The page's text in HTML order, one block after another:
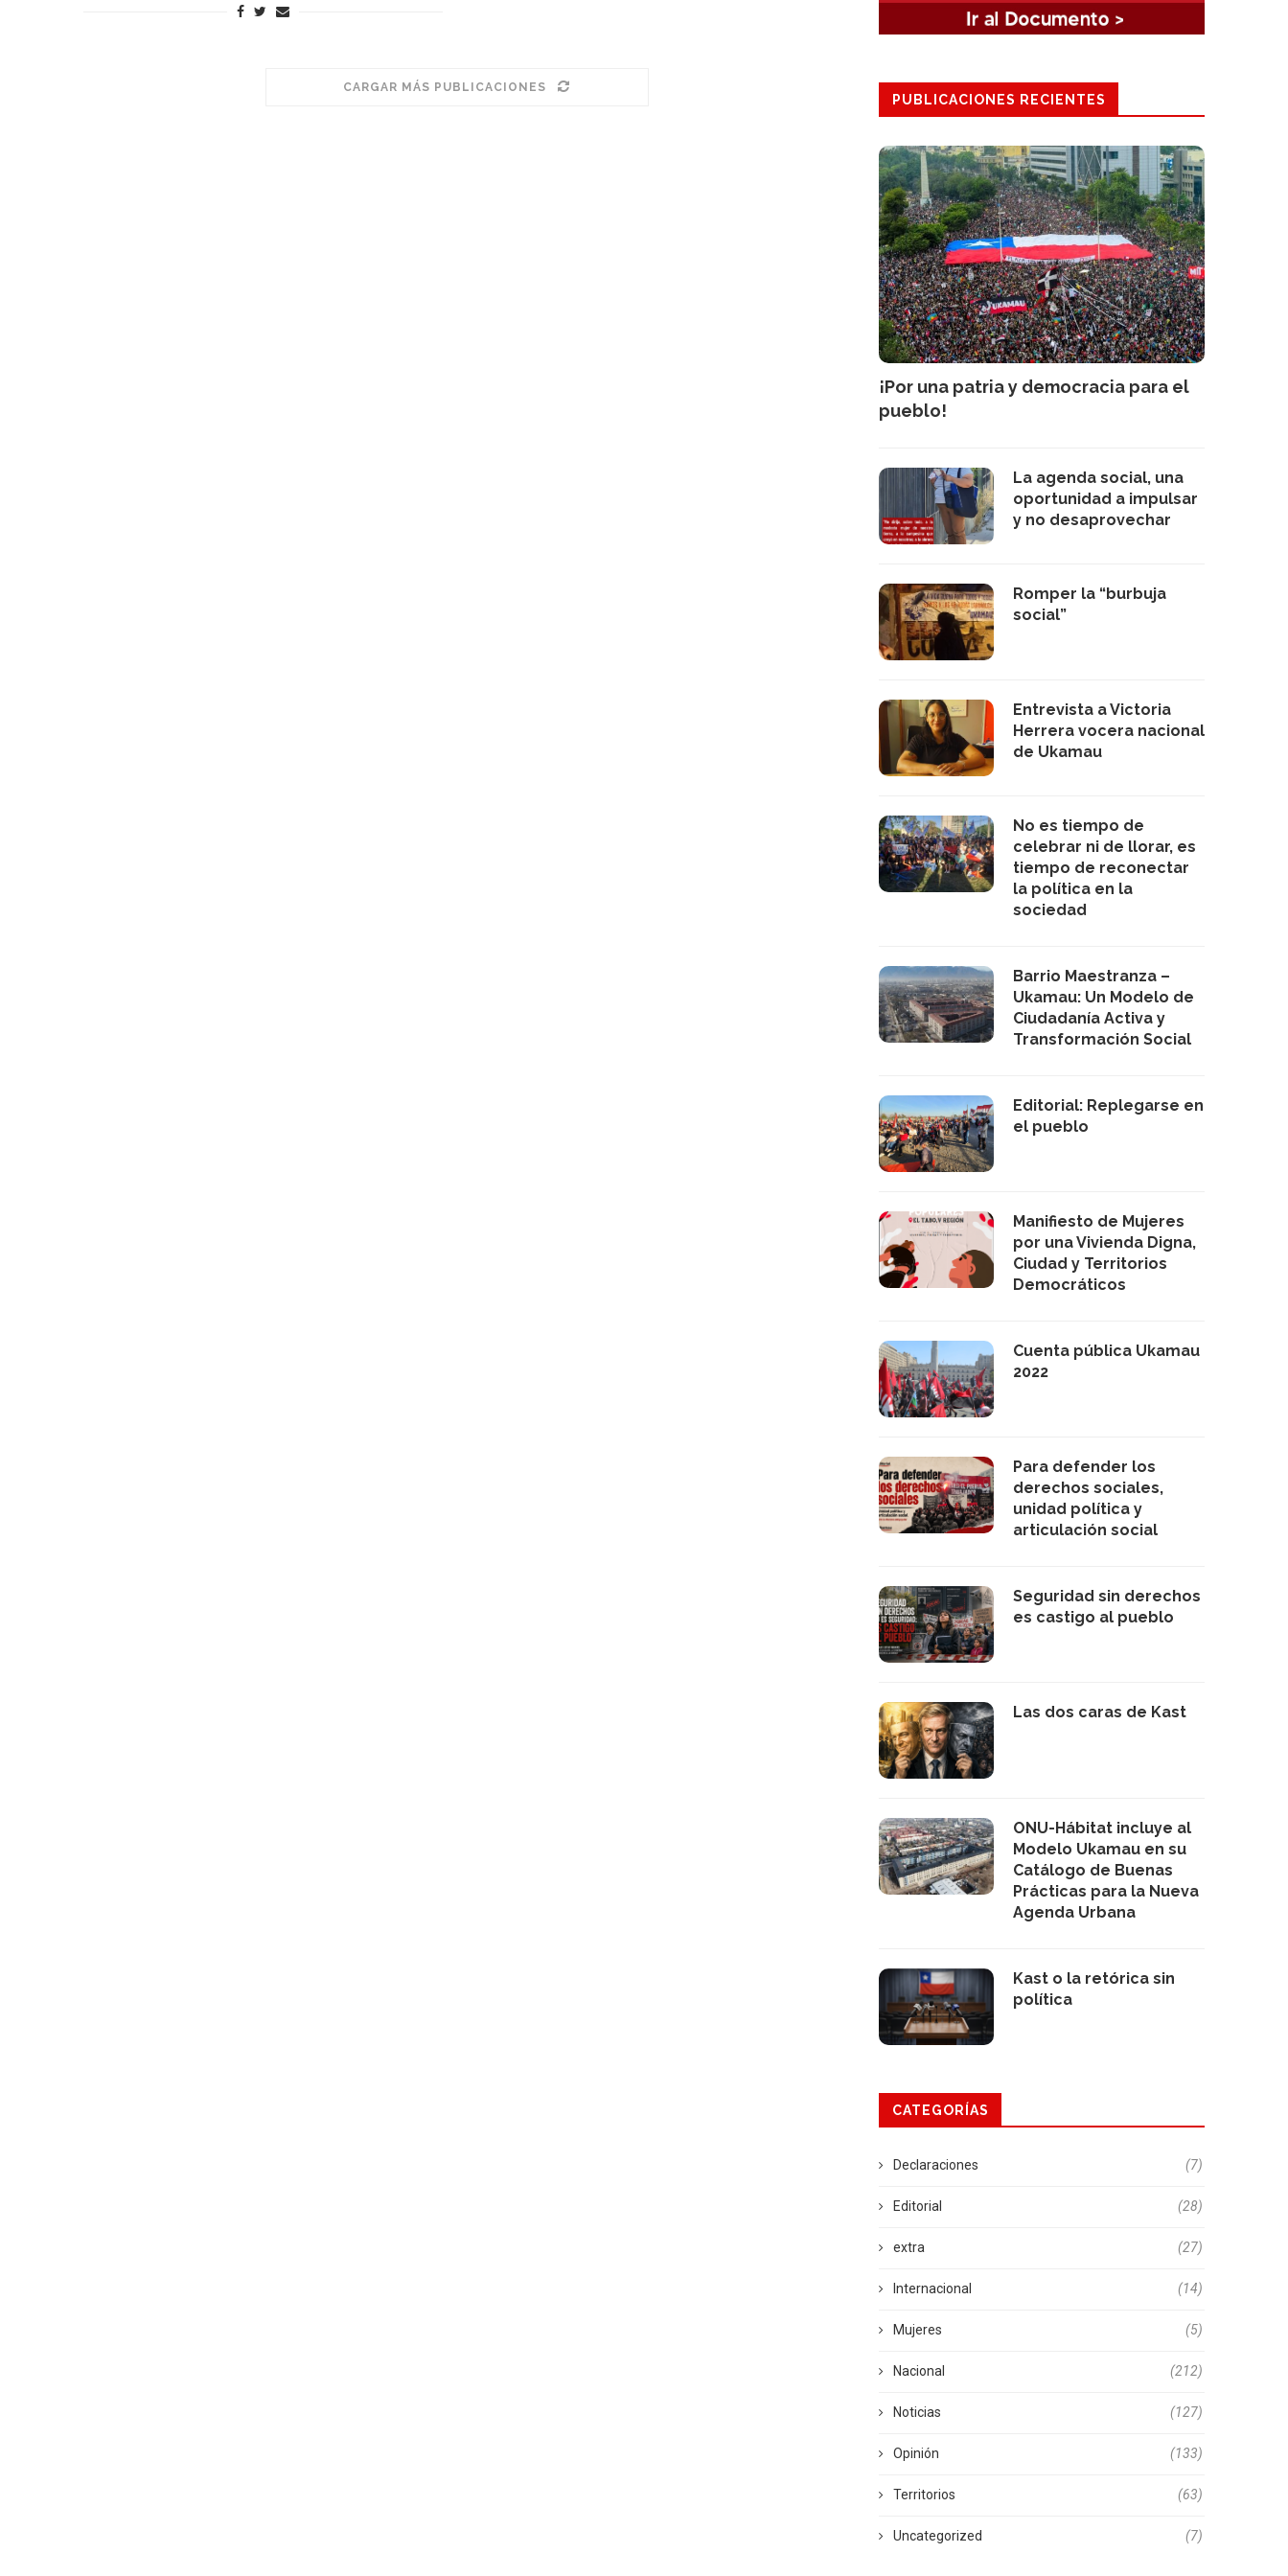
CARGAR MÁS PUBLICACIONES
PUBLICACIONES RECIENTES
¡Por una patria y democracia para el
pueblo!
La agenda social, una
oportunidad a impulsar
y no desaprovechar
Romper la “burbuja
social”
Entrevista a Victoria
Herrera vocera nacional
de Ukamau
No es tiempo de
celebrar ni de llorar, es
tiempo de reconectar
la política en la
sociedad
Barrio Maestranza –
Ukamau: Un Modelo de
Ciudadanía Activa y
Transformación Social
Editorial: Replegarse en
el pueblo
Manifiesto de Mujeres
por una Vivienda Digna,
Ciudad y Territorios
Democráticos
Cuenta pública Ukamau
2022
Para defender los
derechos sociales,
unidad política y
articulación social
Seguridad sin derechos
es castigo al pueblo
Las dos caras de Kast
ONU-Hábitat incluye al
Modelo Ukamau en su
Catálogo de Buenas
Prácticas para la Nueva
Agenda Urbana
Kast o la retórica sin
política
CATEGORÍAS
Declaraciones (7)
Editorial (28)
extra (27)
Internacional (14)
Mujeres (5)
Nacional (212)
Noticias (127)
Opinión (133)
Territorios (63)
Uncategorized (7)